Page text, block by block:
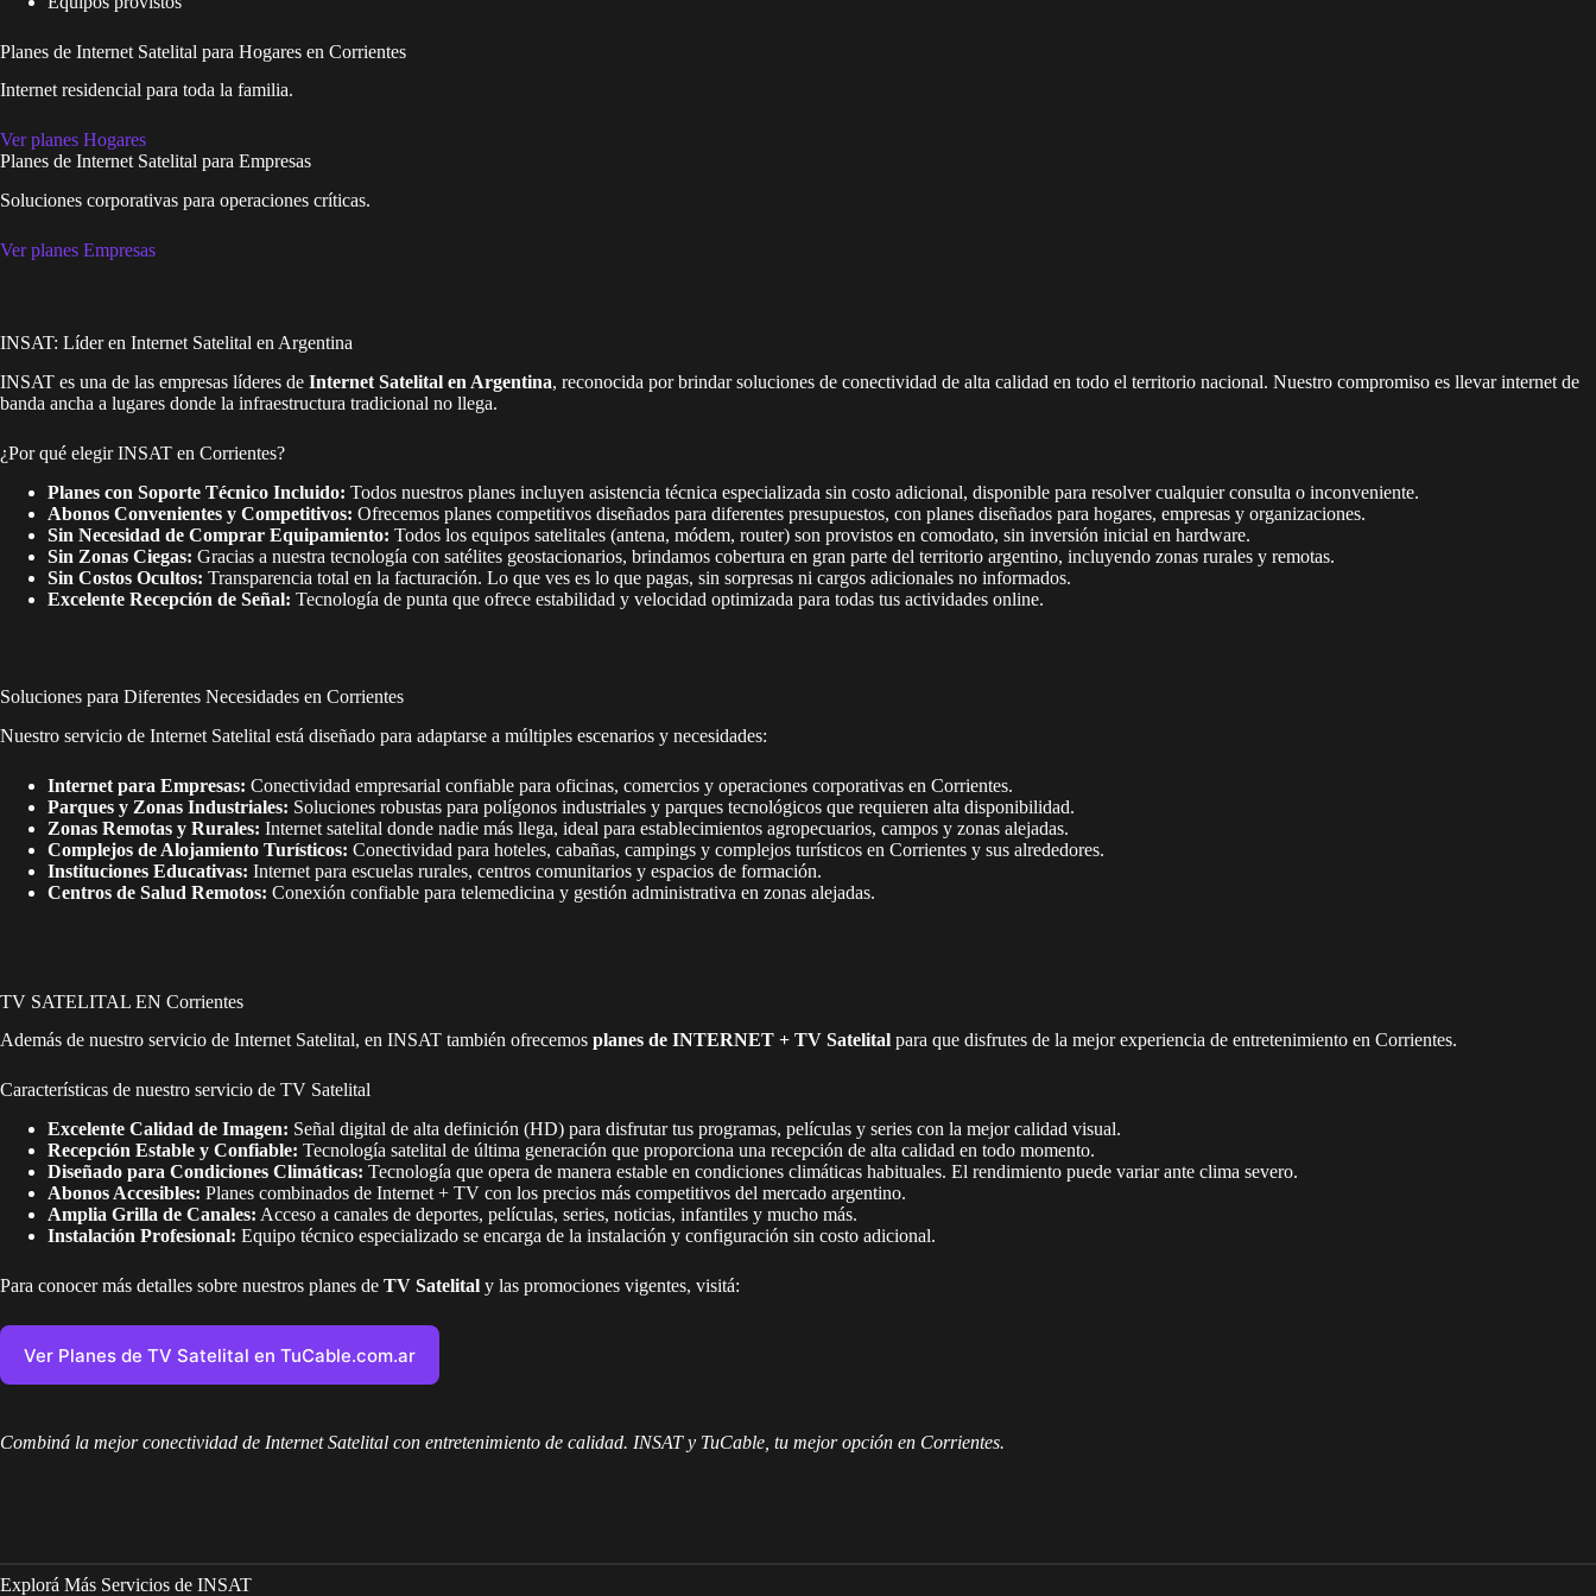
Planes de Internet Satelital para Hogares en Corrientes
Internet residencial para toda la familia.
Ver planes Hogares
Planes de Internet Satelital para Empresas
Soluciones corporativas para operaciones críticas.
Ver planes Empresas
INSAT: Líder en Internet Satelital en Argentina
INSAT es una de las empresas líderes de Internet Satelital en Argentina, reconocida por brindar soluciones de conectividad de alta calidad en todo el territorio nacional. Nuestro compromiso es llevar internet de
banda ancha a lugares donde la infraestructura tradicional no llega.
¿Por qué elegir INSAT en Corrientes?
Planes con Soporte Técnico Incluido: Todos nuestros planes incluyen asistencia técnica especializada sin costo adicional, disponible para resolver cualquier consulta o inconveniente.
Abonos Convenientes y Competitivos: Ofrecemos planes competitivos diseñados para diferentes presupuestos, con planes diseñados para hogares, empresas y organizaciones.
Sin Necesidad de Comprar Equipamiento: Todos los equipos satelitales (antena, módem, router) son provistos en comodato, sin inversión inicial en hardware.
Sin Zonas Ciegas: Gracias a nuestra tecnología con satélites geostacionarios, brindamos cobertura en gran parte del territorio argentino, incluyendo zonas rurales y remotas.
Sin Costos Ocultos: Transparencia total en la facturación. Lo que ves es lo que pagas, sin sorpresas ni cargos adicionales no informados.
Excelente Recepción de Señal: Tecnología de punta que ofrece estabilidad y velocidad optimizada para todas tus actividades online.
Soluciones para Diferentes Necesidades en Corrientes
Nuestro servicio de Internet Satelital está diseñado para adaptarse a múltiples escenarios y necesidades:
Internet para Empresas: Conectividad empresarial confiable para oficinas, comercios y operaciones corporativas en Corrientes.
Parques y Zonas Industriales: Soluciones robustas para polígonos industriales y parques tecnológicos que requieren alta disponibilidad.
Zonas Remotas y Rurales: Internet satelital donde nadie más llega, ideal para establecimientos agropecuarios, campos y zonas alejadas.
Complejos de Alojamiento Turísticos: Conectividad para hoteles, cabañas, campings y complejos turísticos en Corrientes y sus alrededores.
Instituciones Educativas: Internet para escuelas rurales, centros comunitarios y espacios de formación.
Centros de Salud Remotos: Conexión confiable para telemedicina y gestión administrativa en zonas alejadas.
TV SATELITAL EN Corrientes
Además de nuestro servicio de Internet Satelital, en INSAT también ofrecemos planes de INTERNET + TV Satelital para que disfrutes de la mejor experiencia de entretenimiento en Corrientes.
Características de nuestro servicio de TV Satelital
Excelente Calidad de Imagen: Señal digital de alta definición (HD) para disfrutar tus programas, películas y series con la mejor calidad visual.
Recepción Estable y Confiable: Tecnología satelital de última generación que proporciona una recepción de alta calidad en todo momento.
Diseñado para Condiciones Climáticas: Tecnología que opera de manera estable en condiciones climáticas habituales. El rendimiento puede variar ante clima severo.
Abonos Accesibles: Planes combinados de Internet + TV con los precios más competitivos del mercado argentino.
Amplia Grilla de Canales: Acceso a canales de deportes, películas, series, noticias, infantiles y mucho más.
Instalación Profesional: Equipo técnico especializado se encarga de la instalación y configuración sin costo adicional.
Para conocer más detalles sobre nuestros planes de TV Satelital y las promociones vigentes, visitá:
Ver Planes de TV Satelital en TuCable.com.ar
Combiná la mejor conectividad de Internet Satelital con entretenimiento de calidad. INSAT y TuCable, tu mejor opción en Corrientes.
Explorá Más Servicios de INSAT